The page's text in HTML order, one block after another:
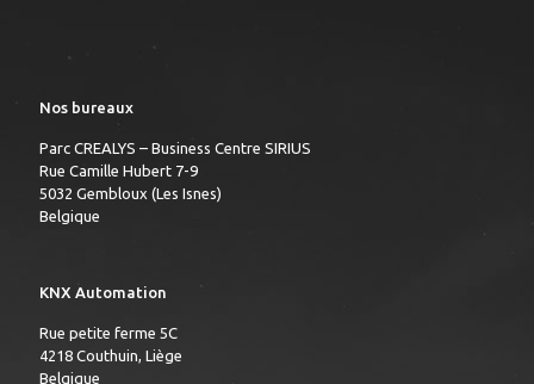
Nos bureaux
Parc CREALYS – Business Centre SIRIUS
Rue Camille Hubert 7-9
5032 Gembloux (Les Isnes)
Belgique
KNX Automation
Rue petite ferme 5C
4218 Couthuin, Liège
Belgique